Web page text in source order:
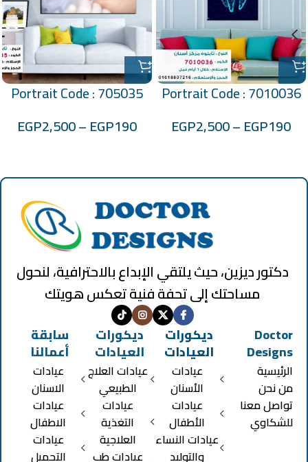
Portrait Code : 7010036
EGP190
–
EGP2,500
Portrait Code : 705035
EGP190
–
EGP2,500
دكتور ديزين، حيث يلتقي الإبداع بالاحترافية، لنحول
مساحتك إلى تحفة فنية تعكس هويتك
Doctor
Designs
الرئيسية
من نحن
تواصل معنا
للشكاوي
ديكورات
العيادات
عيادات
الأسنان
عيادات
الأطفال
عيادات النساء
والتوليد
ديكورات
العيادات
عيادات العلاج
الطبيعي
عيادات
التغذية
العلاجية
عيادات طب
سابقة
أعمالنا
عيادات
الاسنان
عيادات
الاطفال
عيادات
التجميل